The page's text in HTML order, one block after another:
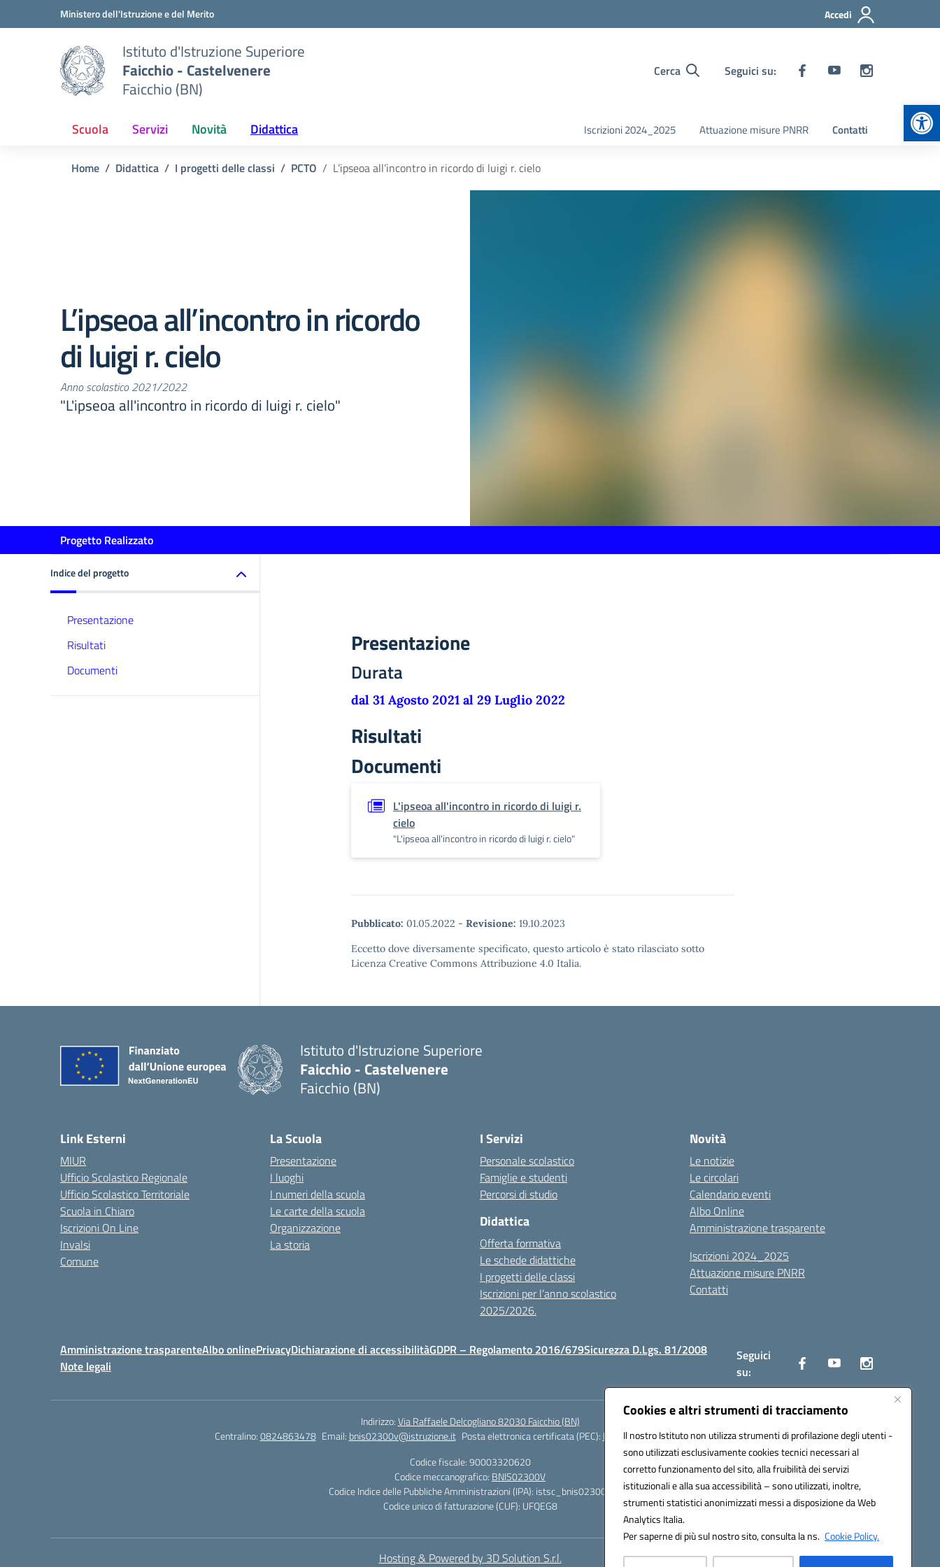
Cookies e altri strumenti di tracciamento
Il nostro Istituto non utilizza strumenti di profilazione degli utenti -
sono utilizzati esclusivamente cookies tecnici necessari al
corretto funzionamento del sito, alla fruibilità dei servizi
istituzionali e alla sua accessibilità – sono utilizzati, inoltre,
strumenti statistici anonimizzati messi a disposizione da Web
Analytics Italia.
Per saperne di più sul nostro sito, consulta la ns. Cookie Policy.
Vai ai contenuti
Vai al menu di navigazioneMinistero dell'Istruzione e del Merito Accedi
Istituto d'Istruzione Superiore
Faicchio - Castelvenere
Faicchio (BN)
Cerca Seguici su:
Scuola Servizi Novità Didattica Iscrizioni 2024_2025 Attuazione misure PNRR Contatti
Home Didattica I progetti delle classi PCTO L’ipseoa all’incontro in ricordo di luigi r. cielo
L’ipseoa all’incontro in ricordo
di luigi r. cielo
Anno scolastico 2021/2022
"L'ipseoa all'incontro in ricordo di luigi r. cielo"
Progetto Realizzato
Indice del progetto
Presentazione
Risultati
Documenti
Presentazione
Durata
dal 31 Agosto 2021 al 29 Luglio 2022
Risultati
Documenti
L'ipseoa all'incontro in ricordo di luigi r.
cielo
"L'ipseoa all'incontro in ricordo di luigi r. cielo"
Pubblicato: 01.05.2022 - Revisione: 19.10.2023
Eccetto dove diversamente specificato, questo articolo è stato rilasciato sotto
Licenza Creative Commons Attribuzione 4.0 Italia.
Istituto d'Istruzione Superiore
Faicchio - Castelvenere
Faicchio (BN)
Link Esterni
MIUR
Ufficio Scolastico Regionale
Ufficio Scolastico Territoriale
Scuola in Chiaro
Iscrizioni On Line
Invalsi
Comune
La Scuola
Presentazione
I luoghi
I numeri della scuola
Le carte della scuola
Organizzazione
La storia
I Servizi
Personale scolastico
Famiglie e studenti
Percorsi di studio
Didattica
Offerta formativa
Le schede didattiche
I progetti delle classi
Iscrizioni per l’anno scolastico
2025/2026.
Novità
Le notizie
Le circolari
Calendario eventi
Albo Online
Amministrazione trasparente
Iscrizioni 2024_2025
Attuazione misure PNRR
Contatti
Amministrazione trasparenteAlbo onlinePrivacyDichiarazione di accessibilitàGDPR – Regolamento 2016/679Sicurezza D.Lgs. 81/2008
Note legali
Seguici
su:
Indirizzo:Via Raffaele Delcogliano 82030 Faicchio (BN)
Centralino:0824863478 Email: bnis02300v@istruzione.it Posta elettronica certificata (PEC): bnis02300v@pec.istruzione.it
Codice fiscale: 90003320620
Codice meccanografico: BNIS02300V
Codice Indice delle Pubbliche Amministrazioni (IPA): istsc_bnis02300v
Codice unico di fatturazione (CUF): UFQEG8
Hosting & Powered by 3D Solution S.r.l.